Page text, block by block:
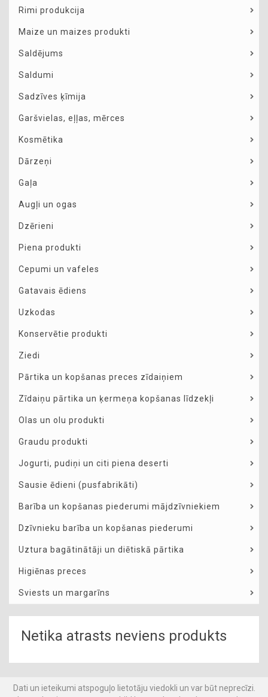
Rimi produkcija
Maize un maizes produkti
Saldējums
Saldumi
Sadzīves ķīmija
Garšvielas, eļļas, mērces
Kosmētika
Dārzeņi
Gaļa
Augļi un ogas
Dzērieni
Piena produkti
Cepumi un vafeles
Gatavais ēdiens
Uzkodas
Konservētie produkti
Ziedi
Pārtika un kopšanas preces zīdaiņiem
Zīdaiņu pārtika un ķermeņa kopšanas līdzekļi
Olas un olu produkti
Graudu produkti
Jogurti, pudiņi un citi piena deserti
Sausie ēdieni (pusfabrikāti)
Barība un kopšanas piederumi mājdzīvniekiem
Dzīvnieku barība un kopšanas piederumi
Uztura bagātinātāji un diētiskā pārtika
Higiēnas preces
Sviests un margarīns
Netika atrasts neviens produkts
Dati un ieteikumi atspoguļo lietotāju viedokli un var būt neprecīzi.